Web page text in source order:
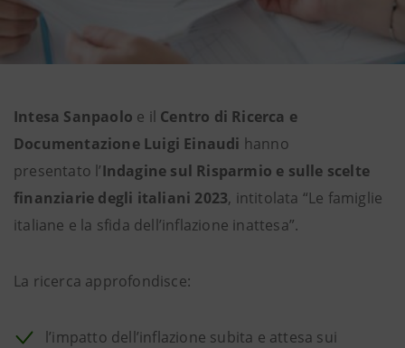
Intesa Sanpaolo e il Centro di Ricerca e
Documentazione Luigi Einaudi hanno
presentato l’Indagine sul Risparmio e sulle scelte
finanziarie degli italiani 2023, intitolata “Le famiglie
italiane e la sfida dell’inflazione inattesa”.
La ricerca approfondisce:
l’impatto dell’inflazione subita e attesa sui